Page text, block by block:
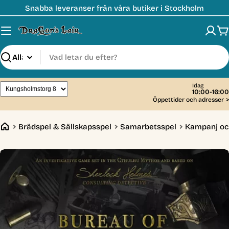
till
innehåll
Snabba leveranser från våra butiker i Stockholm
Sök
Idag
10:00-16:00
Öppettider och adresser >
Brädspel & Sällskapsspel Samarbetsspel Kampanj